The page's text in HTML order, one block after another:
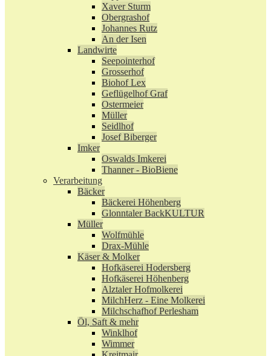
Xaver Sturm
Obergrashof
Johannes Rutz
An der Isen
Landwirte
Seepointerhof
Grosserhof
Biohof Lex
Geflügelhof Graf
Ostermeier
Müller
Seidlhof
Josef Biberger
Imker
Oswalds Imkerei
Thanner - BioBiene
Verarbeitung
Bäcker
Bäckerei Höhenberg
Glonntaler BackKULTUR
Müller
Wolfmühle
Drax-Mühle
Käser & Molker
Hofkäserei Hodersberg
Hofkäserei Höhenberg
Alztaler Hofmolkerei
MilchHerz - Eine Molkerei
Milchschafhof Perlesham
Öl, Saft & mehr
Winklhof
Wimmer